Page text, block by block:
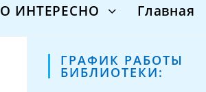
ИНТЕРЕСНО Главная
ГРАФИК РАБОТЫ
БИБЛИОТЕКИ: